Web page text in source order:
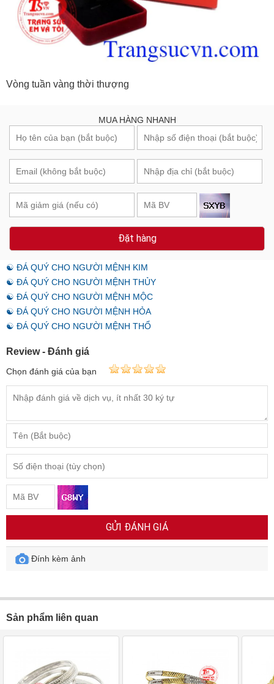
Vòng tuần vàng thời thượng
MUA HÀNG NHANH
Đặt hàng
☯ ĐÁ QUÝ CHO NGƯỜI MỆNH KIM
☯ ĐÁ QUÝ CHO NGƯỜI MỆNH THỦY
☯ ĐÁ QUÝ CHO NGƯỜI MỆNH MỘC
☯ ĐÁ QUÝ CHO NGƯỜI MỆNH HỎA
☯ ĐÁ QUÝ CHO NGƯỜI MỆNH THỔ
Review - Đánh giá
Chọn đánh giá của bạn
GỬI ĐÁNH GIÁ
Đính kèm ảnh
Sản phẩm liên quan